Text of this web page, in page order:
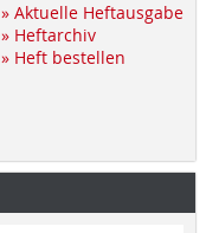
» Aktuelle Heftausgabe
» Heftarchiv
» Heft bestellen